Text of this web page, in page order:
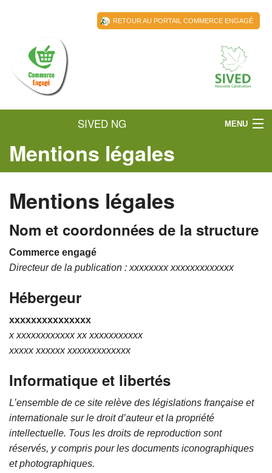
RETOUR AU PORTAIL COMMERCE ENGAGÉ
SIVED NG MENU
ACCUEIL
LES LABELLISÉS
ACTUALITÉS
Mentions légales
Mentions légales
Nom et coordonnées de la structure
Commerce engagé
Directeur de la publication : xxxxxxxx xxxxxxxxxxxxx
Hébergeur
xxxxxxxxxxxxxxx
x xxxxxxxxxxxx xx xxxxxxxxxxx
xxxxx xxxxxx xxxxxxxxxxxxx
Informatique et libertés
L’ensemble de ce site relève des législations française et
internationale sur le droit d’auteur et la propriété
intellectuelle. Tous les droits de reproduction sont
réservés, y compris pour les documents iconographiques
et photographiques.